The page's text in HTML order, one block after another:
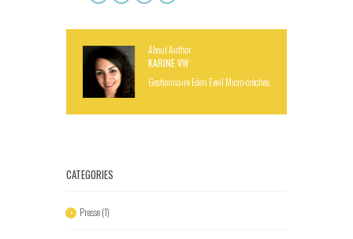
About Author
KARINE VW
Gestionnaire Eden Eveil Micro-crèches
CATEGORIES
Presse(1)